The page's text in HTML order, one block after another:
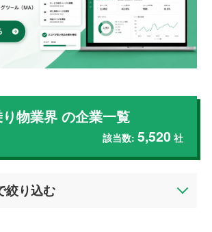
物業界 の企業一覧
該当数: 5,520 社
絞り込む